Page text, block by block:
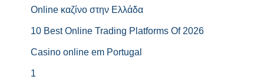
Online καζίνο στην Ελλάδα
10 Best Online Trading Platforms Of 2026
Casino online em Portugal
1